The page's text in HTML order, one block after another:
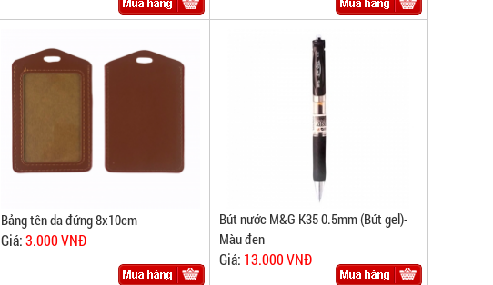
Bảng tên da đứng 8x10cm
Giá:3.000 VNĐ
Bút nước M&G K35 0.5mm (Bút gel)-
Màu đen
Giá: 13.000 VNĐ